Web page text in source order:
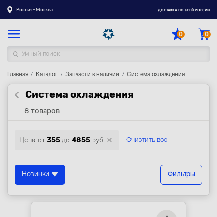
Россия - Москва ДОСТАВКА ПО ВСЕЙ РОССИИ
0 0
Каталог товаров
Регистрация|Вход
Доставка
Контакты
Акции
Главная Каталог Запчасти в наличии Система охлаждения
Система охлаждения
8 товаров
Цена от 355 до 4855 руб. Очистить все
Новинки Фильтры